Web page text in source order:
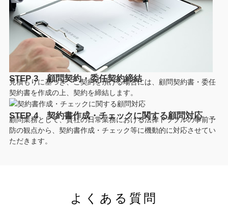
STEP 3 顧問契約・委任契約締結
見積もりに基づき、ご契約を頂ける場合には、顧問契約書・委任
契約書を作成の上、契約を締結します。
STEP 4 契約書作成・チェックに関する顧問対応
顧問業務として、貴社の日常業務における法律トラブルの事前予
防の観点から、契約書作成・チェック等に機動的に対応させてい
ただきます。
よくある質問